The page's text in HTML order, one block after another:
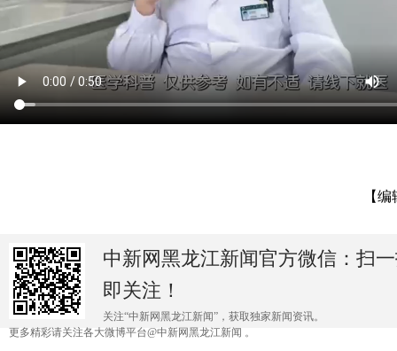
【
中新网黑龙江新闻官方微信：扫
即关注！
关注“中新网黑龙江新闻”，获取独家新闻资讯。
更多精彩请关注各大微博平台@中新网黑龙江新闻 。